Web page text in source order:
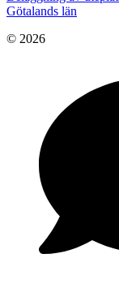
Götalands län
© 2026